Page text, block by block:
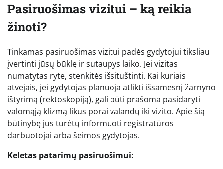
Pasiruošimas vizitui – ką reikia
žinoti?
Tinkamas pasiruošimas vizitui padės gydytojui tiksliau
įvertinti jūsų būklę ir sutaupys laiko. Jei vizitas
numatytas ryte, stenkitės išsituštinti. Kai kuriais
atvejais, jei gydytojas planuoja atlikti išsamesnį žarnyno
ištyrimą (rektoskopiją), gali būti prašoma pasidaryti
valomąją klizmą likus porai valandų iki vizito. Apie šią
būtinybę jus turėtų informuoti registratūros
darbuotojai arba šeimos gydytojas.
Keletas patarimų pasiruošimui: